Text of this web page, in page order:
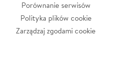
Porównanie serwisów
Polityka plików cookie
Zarządzaj zgodami cookie